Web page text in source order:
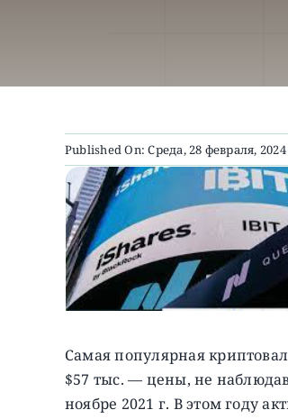
Published On: Среда, 28 февраля, 2024
Самая популярная
$57 тыс. — цены, не
ноябре 2021 г. В этом году